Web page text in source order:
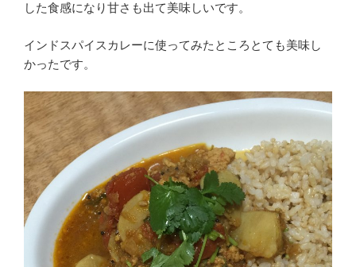
した食感になり甘さも出て美味しいです。
インドスパイスカレーに使ってみたところとても美味し
かったです。